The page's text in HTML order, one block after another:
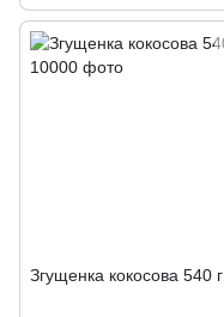
Згущенка кокосова 540 г